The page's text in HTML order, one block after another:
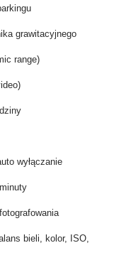
grawitacyjnego
range)
wyłączanie
bieli, kolor, ISO,